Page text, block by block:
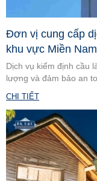
Đơn vị cung cấp
khu vực Miền Nam
Dịch vụ kiểm định cầu
lượng và đảm bảo an
cung cấp kiểm định
phí.
CHI TIẾT